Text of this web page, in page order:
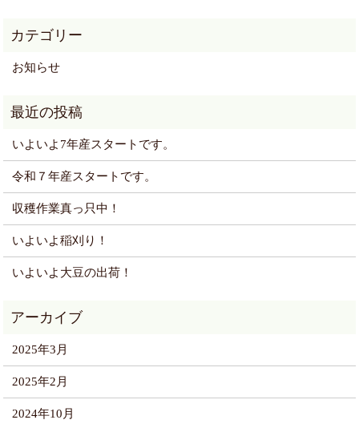
お知らせ
いよいよ7年産スタートです。
令和７年産スタートです。
収穫作業真っ只中！
いよいよ稲刈り！
いよいよ大豆の出荷！
2025年3月
2025年2月
2024年10月